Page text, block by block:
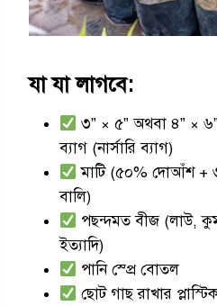
যা যা লাগবে:
৩” × ৫” অথবা ৪” ×
ব্যাগ (নার্সারি ব্যাগ)
মাটি (৫০% দোআঁশ +
বালি)
পছন্দমত বীজ (লাউ,
ইত্যাদি)
পানি স্প্রে বোতল
ছোট গাছ রাখার